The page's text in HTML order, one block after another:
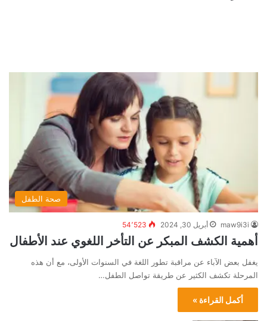
صحة الطفل
maw9i3i أبريل 30, 2024 54٬523
أهمية الكشف المبكر عن التأخر اللغوي عند الأطفال
يغفل بعض الآباء عن مراقبة تطور اللغة في السنوات الأولى، مع أن هذه
المرحلة تكشف الكثير عن طريقة تواصل الطفل…
أكمل القراءة »